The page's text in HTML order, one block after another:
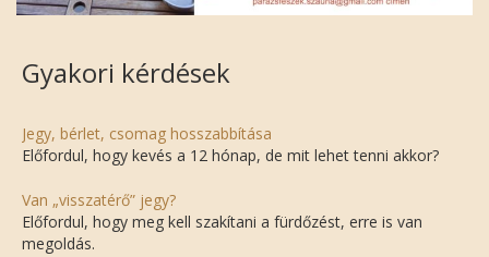
Gyakori kérdések
Jegy, bérlet, csomag hosszabbítása
Előfordul, hogy kevés a 12 hónap, de mit lehet tenni akkor?
Van „visszatérő” jegy?
Előfordul, hogy meg kell szakítani a fürdőzést, erre is van
megoldás.